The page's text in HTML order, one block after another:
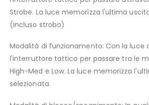
Strobe. La luce memorizza l'ultima
(incluso strobo)
Modalità di funzionamento: Con la luce
l'interruttore tattico per passare tra le
High-Med e Low. La luce memorizza
selezionata.